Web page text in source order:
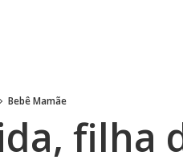
Bebê Mamãe
filha